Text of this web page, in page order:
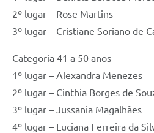
2º lugar – Rose Martins
3º lugar – Cristiane Soriano de
Categoria 41 a 50 anos
1º lugar – Alexandra Menezes
2º lugar – Cinthia Borges de
3º lugar – Jussania Magalhães
4º lugar – Luciana Ferreira da